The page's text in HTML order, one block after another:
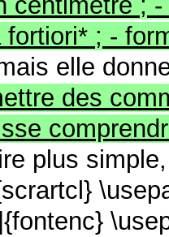
; -
elle
des
plus